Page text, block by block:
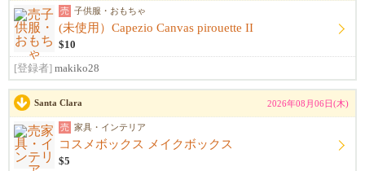
売 子供服・おもちゃ
(未使用）Capezio Canvas pirouette II
$10
[登録者] makiko28
Santa Clara 2026年08月06日(木)
売 家具・インテリア
コスメボックス メイクボックス
$5